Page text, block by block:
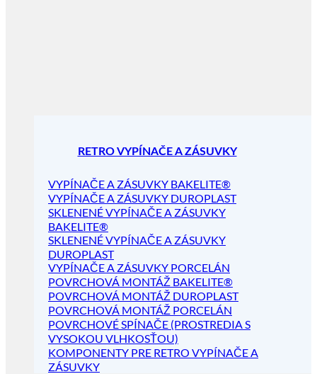
RETRO VYPÍNAČE A ZÁSUVKY
VYPÍNAČE A ZÁSUVKY BAKELITE®
VYPÍNAČE A ZÁSUVKY DUROPLAST
SKLENENÉ VYPÍNAČE A ZÁSUVKY
BAKELITE®
SKLENENÉ VYPÍNAČE A ZÁSUVKY
DUROPLAST
VYPÍNAČE A ZÁSUVKY PORCELÁN
POVRCHOVÁ MONTÁŽ BAKELITE®
POVRCHOVÁ MONTÁŽ DUROPLAST
POVRCHOVÁ MONTÁŽ PORCELÁN
POVRCHOVÉ SPÍNAČE (PROSTREDIA S
VYSOKOU VLHKOSŤOU)
KOMPONENTY PRE RETRO VYPÍNAČE A
ZÁSUVKY